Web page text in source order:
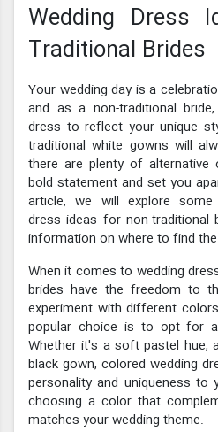
Wedding Dress
Traditional Brides
Your wedding day is a
and as a non-traditional
dress to reflect your unique
traditional white gowns will
there are plenty of
bold statement and set you
article, we will explore some
dress ideas for non-traditional
information on where to find
When it comes to wedding
brides have the freedom to
experiment with different
popular choice is to opt for
Whether it's a soft pastel hue,
black gown, colored wedding
personality and uniqueness to
choosing a color that
matches your wedding theme.